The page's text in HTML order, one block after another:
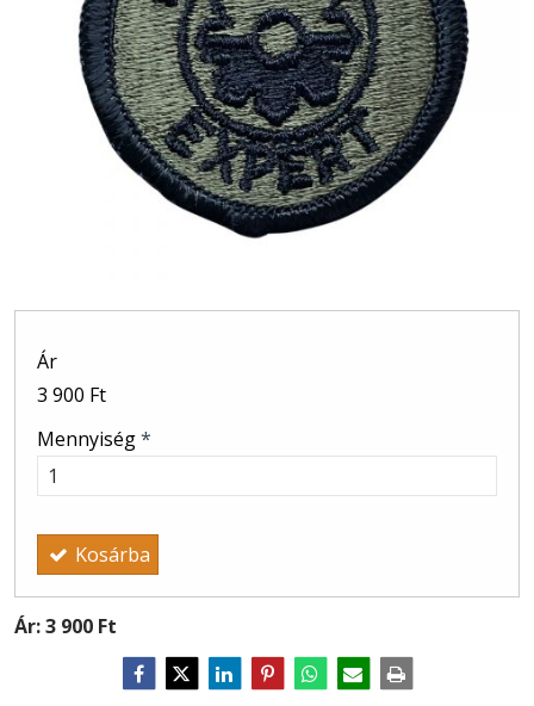
Ár
3 900 Ft
Mennyiség*
Kosárba
Ár:3 900 Ft